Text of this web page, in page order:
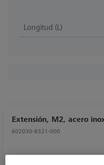
Longitud (L)
Extensión, M2, acero
602030-8321-000